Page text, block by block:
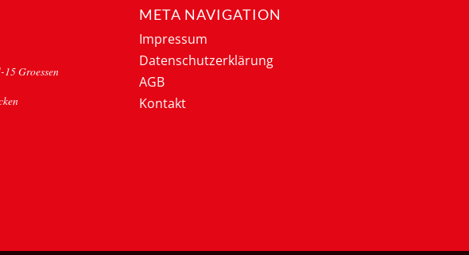
Groessen
META NAVIGATION
Impressum
Datenschutzerklärung
AGB
Kontakt